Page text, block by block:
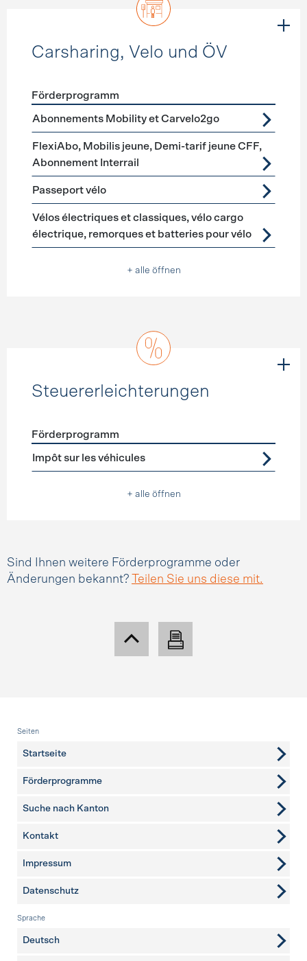
Carsharing, Velo und ÖV
Förderprogramme Carsharing, Velo und ÖV
Förderprogramm
Abonnements Mobility et Carvelo2go
FlexiAbo, Mobilis jeune, Demi-tarif jeune CFF,
Abonnement Interrail
Passeport vélo
Vélos électriques et classiques, vélo cargo
électrique, remorques et batteries pour vélo
+ alle öffnen
Steuererleichterungen
Förderprogramme Steuererleichterungen
Förderprogramm
Impôt sur les véhicules
+ alle öffnen
Sind Ihnen weitere Förderprogramme oder
Änderungen bekannt?
Teilen Sie uns diese mit.
Fusszeile
Seiten
Startseite
Förderprogramme
Suche nach Kanton
weitere Seiten
Kontakt
Impressum
Datenschutz
Sprache
Deutsch